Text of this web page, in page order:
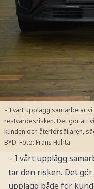
– I vårt upplägg samarbetar
restvärdesrisken. Det gör att
kunden och återförsäljaren,
BYD. Foto: Frans Huhta
– I vårt upplägg
tar den risken. Det
upplägg både för